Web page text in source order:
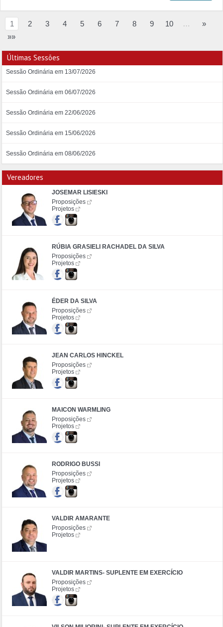
1 2 3 4 5 6 7 8 9 10 …
»
»»
Últimas Sessões
Sessão Ordinária em 13/07/2026
Sessão Ordinária em 06/07/2026
Sessão Ordinária em 22/06/2026
Sessão Ordinária em 15/06/2026
Sessão Ordinária em 08/06/2026
Vereadores
JOSEMAR LISIESKI
Proposições
Projetos
RÚBIA GRASIELI RACHADEL DA SILVA
Proposições
Projetos
ÉDER DA SILVA
Proposições
Projetos
JEAN CARLOS HINCKEL
Proposições
Projetos
MAICON WARMLING
Proposições
Projetos
RODRIGO BUSSI
Proposições
Projetos
VALDIR AMARANTE
Proposições
Projetos
VALDIR MARTINS- SUPLENTE EM EXERCÍCIO
Proposições
Projetos